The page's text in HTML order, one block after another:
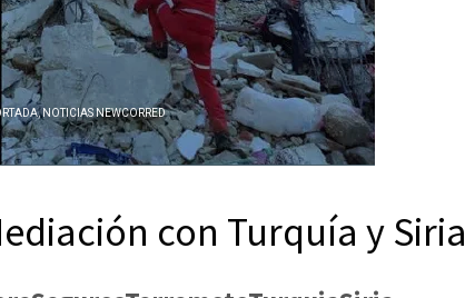
,NOTICIAS NEWCORRED
con Turquía y Siria